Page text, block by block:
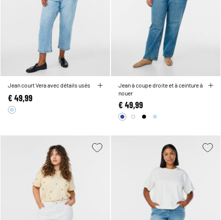
Jean court Vera avec détails usés
€ 49,99
Jean à coupe droite et à ceinture à
nouer
€ 49,99